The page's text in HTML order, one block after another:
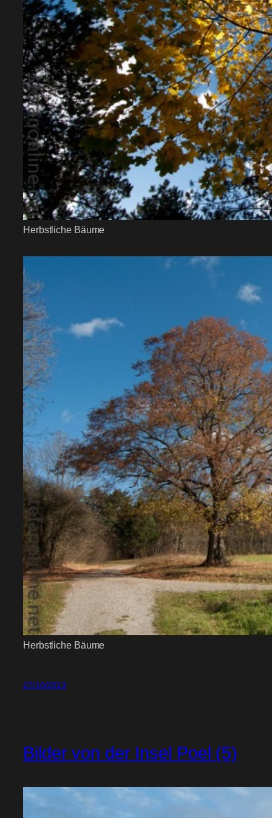
Herbstliche Bäume
Herbstliche Bäume
27/10/2013
Bilder von der Insel Poel (5)